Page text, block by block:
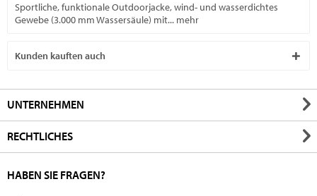
Sportliche, funktionale Outdoorjacke, wind- und wasserdichtes
Gewebe (3.000 mm Wassersäule) mit... mehr
Kunden kauften auch
UNTERNEHMEN
RECHTLICHES
HABEN SIE FRAGEN?